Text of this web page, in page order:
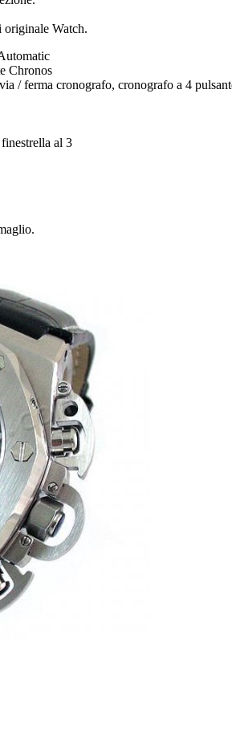
originale Watch.
Chronos
/ ferma cronografo, cronografo a 4
al 3